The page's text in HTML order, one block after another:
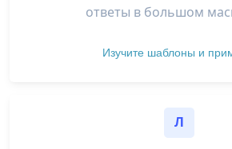
ответы в большом
Изучите шаблоны и
Л